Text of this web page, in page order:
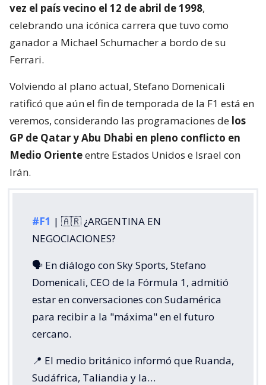
vez el país vecino el 12 de abril de 1998,
celebrando una icónica carrera que tuvo como
ganador a Michael Schumacher a bordo de su
Ferrari.
Volviendo al plano actual, Stefano Domenicali
ratificó que aún el fin de temporada de la F1 está en
veremos, considerando las programaciones de los
GP de Qatar y Abu Dhabi en pleno conflicto en
Medio Orienteentre Estados Unidos e Israel con
Irán.
#F1 | 🇦🇷 ¿ARGENTINA EN
NEGOCIACIONES?
🗣️ En diálogo con Sky Sports, Stefano
Domenicali, CEO de la Fórmula 1, admitió
estar en conversaciones con Sudamérica
para recibir a la "máxima" en el futuro
cercano.
📍 El medio británico informó que Ruanda,
Sudáfrica, Taliandia y la…